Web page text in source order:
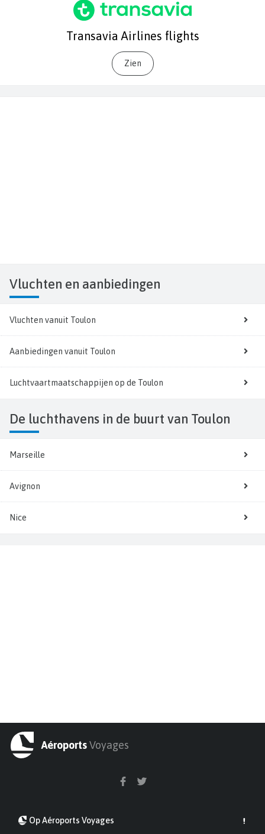
Transavia Airlines flights
Zien
Vluchten en aanbiedingen
Vluchten vanuit Toulon
Aanbiedingen vanuit Toulon
Luchtvaartmaatschappijen op de Toulon
De luchthavens in de buurt van Toulon
Marseille
Avignon
Nice
AéroportsVoyages
Op Aéroports Voyages